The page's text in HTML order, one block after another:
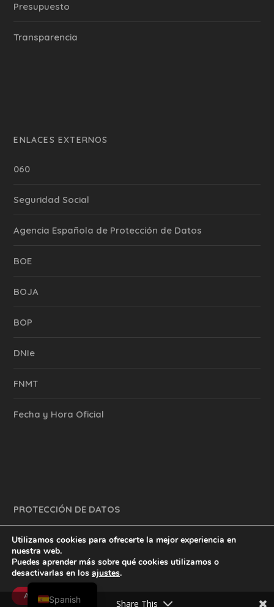
Presupuesto
Transparencia
ENLACES EXTERNOS
060
Seguridad Social
Agencia Española de Protección de Datos
BOE
BOJA
BOP
DNIe
FNMT
Fecha y Hora Oficial
PROTECCIÓN DE DATOS
inventtatte es Marketing Online Sevilla
Utilizamos cookies para ofrecerte la mejor experiencia en
nuestra web.
Puedes aprender más sobre qué cookies utilizamos o
desactivarlas en los ajustes.
Aceptar
Share This
Spanish
English